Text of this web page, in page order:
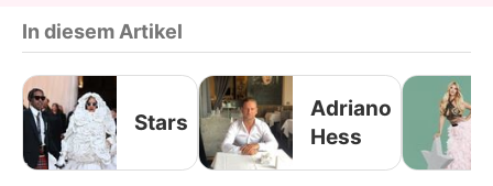
In diesem Artikel
Stars
Adriano
Hess